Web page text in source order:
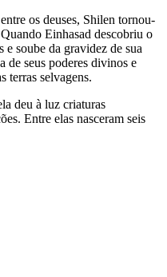
os deuses, Shilen tornou-
Einhasad descobriu o
soube da gravidez de sua
seus poderes divinos e
terras selvagens.
deu à luz criaturas
Entre elas nasceram seis